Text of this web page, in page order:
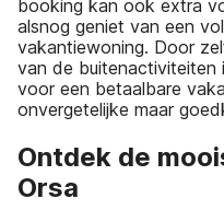
booking kan ook extra
alsnog geniet van een
vakantiewoning. Door
van de buitenactiviteiten
voor een betaalbare
onvergetelijke maar
Ontdek de
Orsa